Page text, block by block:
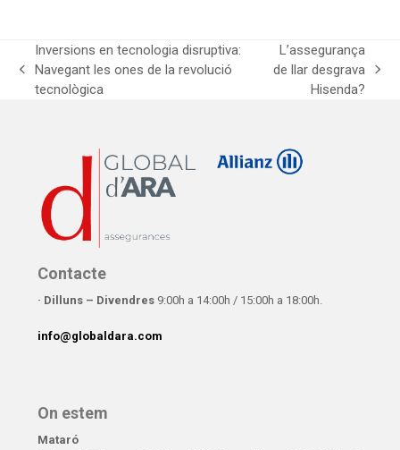
previous
post:
Inversions en tecnologia disruptiva:
Navegant les ones de la revolució
tecnològica
next
L’assegurança
de llar desgrava
Hisenda?
Contacte
· Dilluns – Divendres 9:00h a 14:00h / 15:00h a 18:00h.
info@globaldara.com
On estem
Mataró